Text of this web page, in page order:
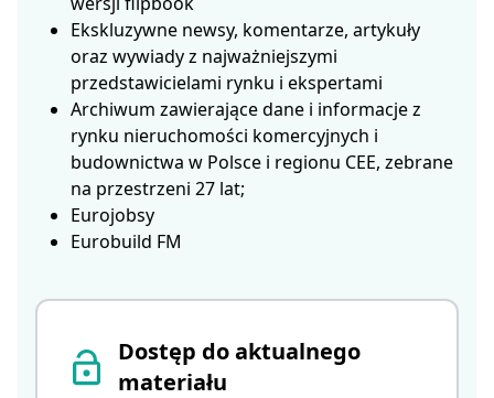
Dostęp do aktualnego
materiału
Ekskluzywne newsy, komentarze, artykuły
oraz wywiady z najważniejszymi
przedstawicielami rynku i ekspertami
Archiwum zawierające dane i informacje z
rynku nieruchomości komercyjnych i
budownictwa w Polsce i regionu CEE, zebrane
na przestrzeni 27 lat;
Eurojobsy
Eurobuild FM